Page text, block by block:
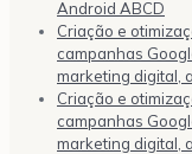
Android ABCD
Criação e
campanhas
marketing digital,
Criação e
campanhas
marketing digital,